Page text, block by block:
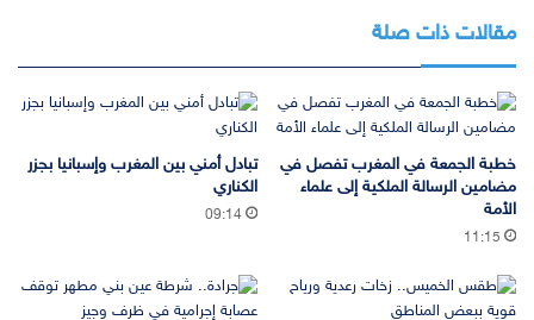
مقالات ذات صلة
خطبة الجمعة في المغرب تفصل في
مضامين الرسالة الملكية إلى علماء
الأمة
11:15
تبادل أمني بين المغرب وإسبانيا بجزر
الكناري
09:14